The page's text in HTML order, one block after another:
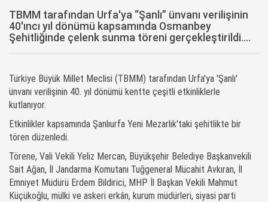
TBMM tarafından Urfa'ya “Şanlı” ünvanı verilişinin
40'ıncı yıl dönümü kapsamında Osmanbey
Şehitliğinde çelenk sunma töreni gerçekleştirildi....
Türkiye Büyük Millet Meclisi (TBMM) tarafından Urfa'ya 'Şanlı'
ünvanı verilişinin 40. yıl dönümü kentte çeşitli etkinliklerle
kutlanıyor.
Etkinlikler kapsamında Şanlıurfa Yeni Mezarlık'taki şehitlikte bir
tören düzenledi.
Törene, Vali Vekili Yeliz Mercan, Büyükşehir Belediye Başkanvekili
Sait Ağan, İl Jandarma Komutanı Tuğgeneral Mücahit Avkıran, İl
Emniyet Müdürü Erdem Bildirici, MHP İl Başkan Vekili Mahmut
Küçükoğlu, mülki ve askeri erkân, kurum müdürleri, siyasi parti